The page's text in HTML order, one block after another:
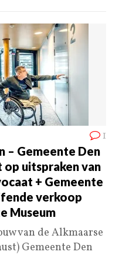
1
– Gemeente Den
uitspraken van
+ Gemeente
verkoop
Museum
van de Alkmaarse
Gemeente Den